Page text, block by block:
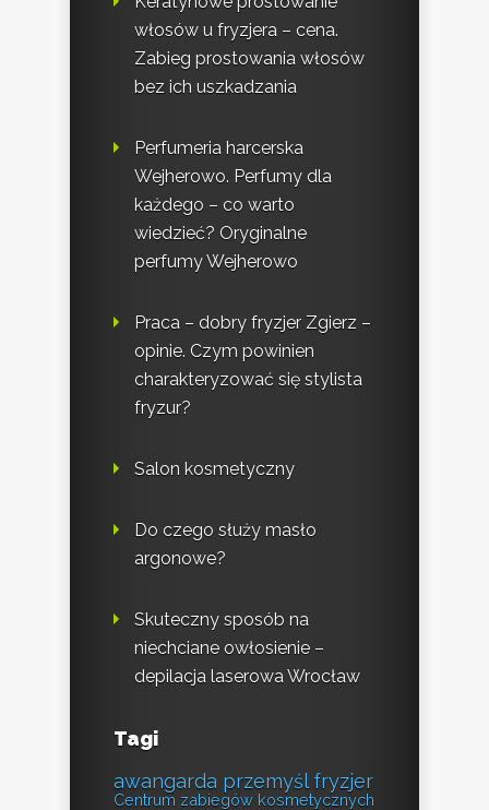
włosów u fryzjera – cena.
Zabieg prostowania włosów
bez ich uszkadzania
Perfumeria harcerska
Wejherowo. Perfumy dla
każdego – co warto
wiedzieć? Oryginalne
perfumy Wejherowo
Praca – dobry fryzjer Zgierz –
opinie. Czym powinien
charakteryzować się stylista
fryzur?
Salon kosmetyczny
Do czego służy masło
argonowe?
Skuteczny sposób na
niechciane owłosienie –
depilacja laserowa Wrocław
Tagi
awangarda przemyśl fryzjer
Centrum zabiegów kosmetycznych